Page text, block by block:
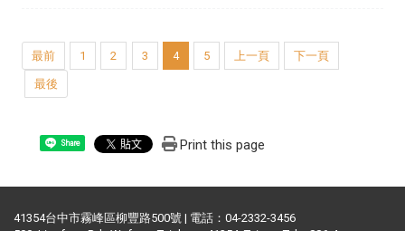
最前 1 2 3 4 5 上一頁 下一頁
最後
Share Print this page
41354台中市霧峰區柳豐路500號 | 電話：04-2332-3456